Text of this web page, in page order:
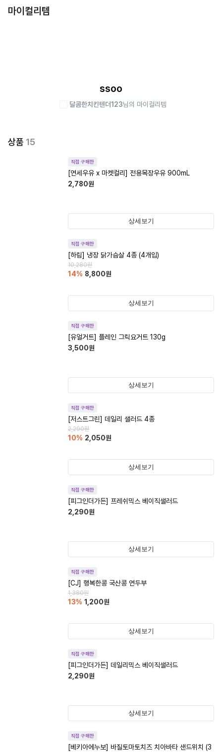
마이컬리템
ssoo
달콤한치킨텐더123님의 마이컬리템
상품 15
직접 구매한
[연세우유 x 마켓컬리] 전용목장우유 900mL
2,780원
상세보기
직접 구매한
[하림] 냉장 닭가슴살 4종 (4개입)
10,280원
14% 8,800원
상세보기
직접 구매한
[유얼거트] 플레인 그릭요거트 130g
3,500원
상세보기
직접 구매한
[저스트그린] 데일리 샐러드 4종
2,290원
10% 2,050원
상세보기
직접 구매한
[피그인더가든] 프레쉬믹스 베이직샐러드
2,290원
상세보기
직접 구매한
[CJ] 행복한콩 국산콩 연두부
1,380원
13% 1,200원
상세보기
직접 구매한
[피그인더가든] 데일리믹스 베이직샐러드
2,290원
상세보기
직접 구매한
[베키아에누보] 바질토마토치즈 치아바타 샌드위치 (3